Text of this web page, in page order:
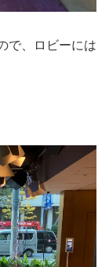
で、ロビーには